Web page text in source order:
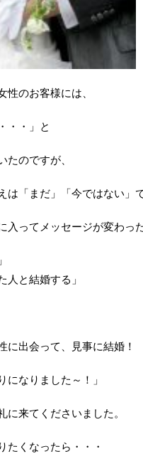
性のお客様には、
・・」と
たのですが、
は「まだ」「今ではない」で
入ってメッセージが変わっ
人と結婚する」
に出会って、見事に結婚！
になりました～！」
に来てくださいました。
たくなったら・・・